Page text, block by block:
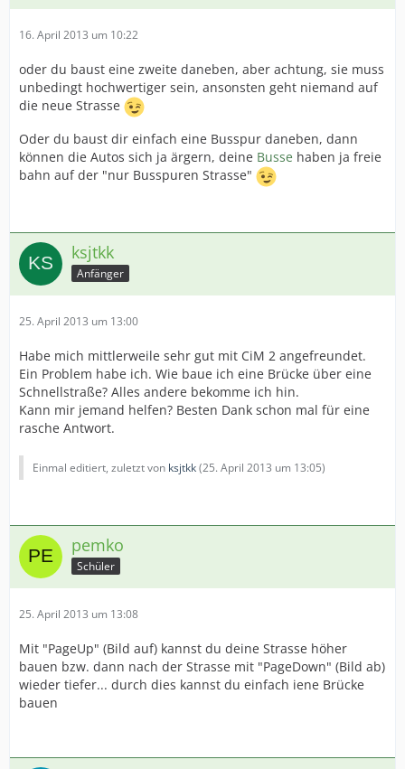
16. April 2013 um 10:22
oder du baust eine zweite daneben, aber achtung, sie muss
unbedingt hochwertiger sein, ansonsten geht niemand auf
die neue Strasse
Oder du baust dir einfach eine Busspur daneben, dann
können die Autos sich ja ärgern, deine Busse haben ja freie
bahn auf der "nur Busspuren Strasse"
ksjtkk
Anfänger
25. April 2013 um 13:00
Habe mich mittlerweile sehr gut mit CiM 2 angefreundet.
Ein Problem habe ich. Wie baue ich eine Brücke über eine
Schnellstraße? Alles andere bekomme ich hin.
Kann mir jemand helfen? Besten Dank schon mal für eine
rasche Antwort.
Einmal editiert, zuletzt von ksjtkk(25. April 2013 um 13:05)
pemko
Schüler
25. April 2013 um 13:08
Mit "PageUp" (Bild auf) kannst du deine Strasse höher
bauen bzw. dann nach der Strasse mit "PageDown" (Bild ab)
wieder tiefer... durch dies kannst du einfach iene Brücke
bauen